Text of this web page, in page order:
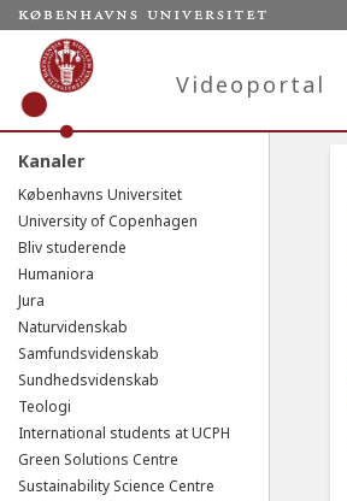
Videoportal
Kanaler
Københavns Universitet
University of Copenhagen
Bliv studerende
Humaniora
Jura
Naturvidenskab
Samfundsvidenskab
Sundhedsvidenskab
Teologi
International students at UCPH
Green Solutions Centre
Sustainability Science Centre